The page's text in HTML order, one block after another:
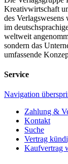
Kreativwirtschaft
des
im
weltweit
sondern das
umfassende
Service
Navigation
Zahlung &
Kontakt
Suche
Vertrag
Kaufvertrag